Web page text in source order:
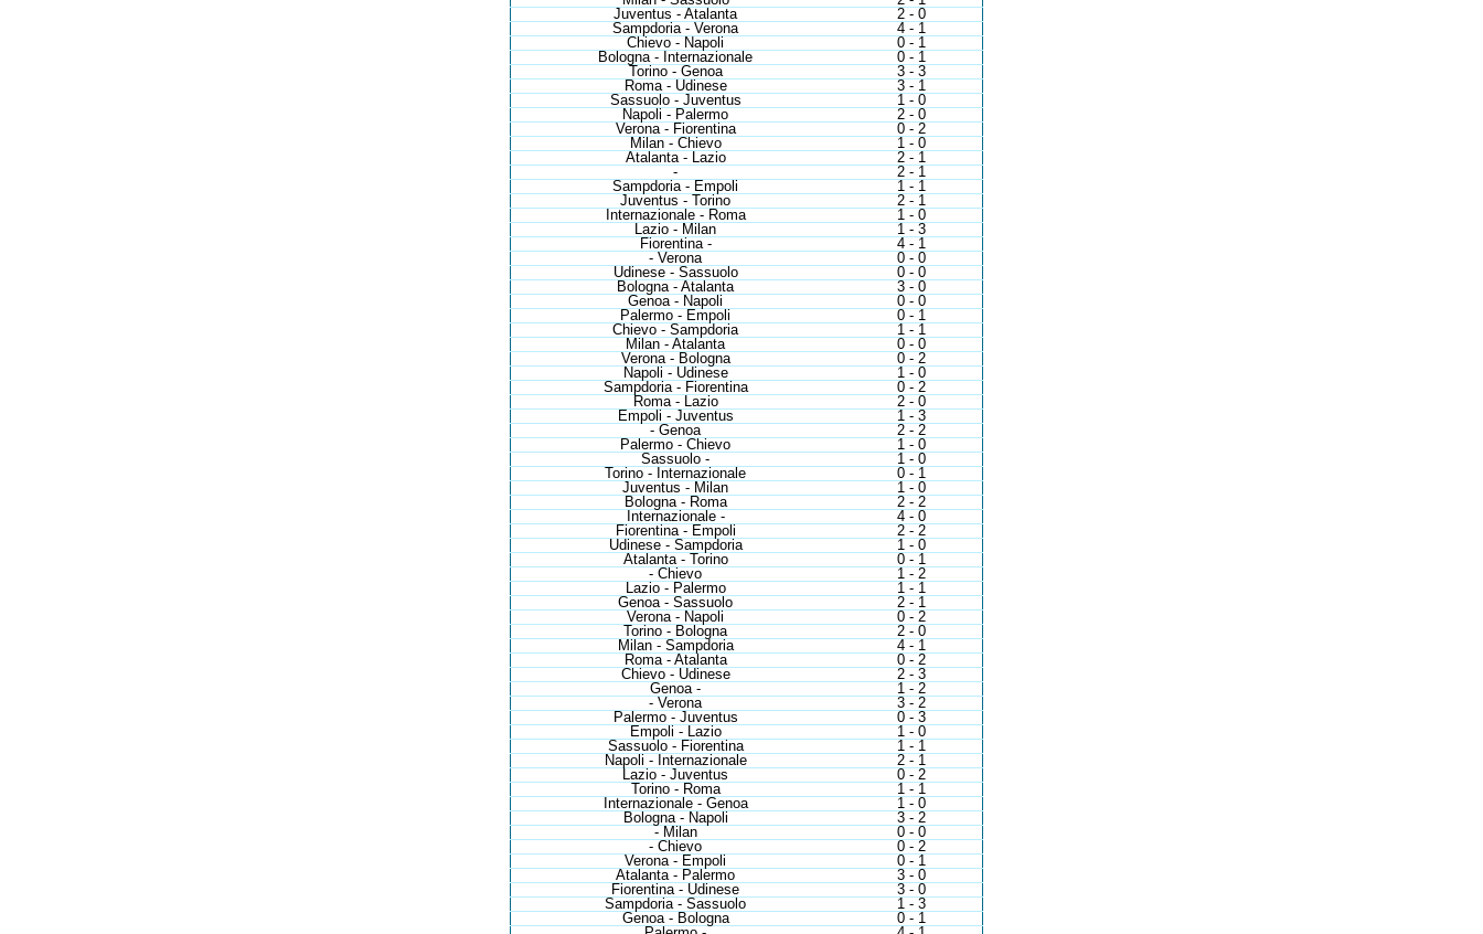
Juventus - Atalanta
2 - 0
Sampdoria - Verona
4 - 1
Chievo - Napoli
0 - 1
Bologna - Internazionale
0 - 1
Torino - Genoa
3 - 3
Roma - Udinese
3 - 1
Sassuolo - Juventus
1 - 0
Napoli - Palermo
2 - 0
Verona - Fiorentina
0 - 2
Milan - Chievo
1 - 0
Atalanta - Lazio
2 - 1
-
2 - 1
Sampdoria - Empoli
1 - 1
Juventus - Torino
2 - 1
Internazionale - Roma
1 - 0
Lazio - Milan
1 - 3
Fiorentina -
4 - 1
- Verona
0 - 0
Udinese - Sassuolo
0 - 0
Bologna - Atalanta
3 - 0
Genoa - Napoli
0 - 0
Palermo - Empoli
0 - 1
Chievo - Sampdoria
1 - 1
Milan - Atalanta
0 - 0
Verona - Bologna
0 - 2
Napoli - Udinese
1 - 0
Sampdoria - Fiorentina
0 - 2
Roma - Lazio
2 - 0
Empoli - Juventus
1 - 3
- Genoa
2 - 2
Palermo - Chievo
1 - 0
Sassuolo -
1 - 0
Torino - Internazionale
0 - 1
Juventus - Milan
1 - 0
Bologna - Roma
2 - 2
Internazionale -
4 - 0
Fiorentina - Empoli
2 - 2
Udinese - Sampdoria
1 - 0
Atalanta - Torino
0 - 1
- Chievo
1 - 2
Lazio - Palermo
1 - 1
Genoa - Sassuolo
2 - 1
Verona - Napoli
0 - 2
Torino - Bologna
2 - 0
Milan - Sampdoria
4 - 1
Roma - Atalanta
0 - 2
Chievo - Udinese
2 - 3
Genoa -
1 - 2
- Verona
3 - 2
Palermo - Juventus
0 - 3
Empoli - Lazio
1 - 0
Sassuolo - Fiorentina
1 - 1
Napoli - Internazionale
2 - 1
Lazio - Juventus
0 - 2
Torino - Roma
1 - 1
Internazionale - Genoa
1 - 0
Bologna - Napoli
3 - 2
- Milan
0 - 0
- Chievo
0 - 2
Verona - Empoli
0 - 1
Atalanta - Palermo
3 - 0
Fiorentina - Udinese
3 - 0
Sampdoria - Sassuolo
1 - 3
Genoa - Bologna
0 - 1